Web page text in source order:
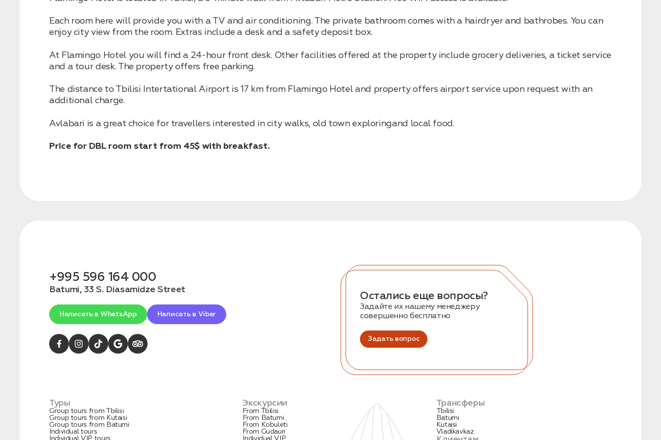
Each room here will provide you with a TV and air conditioning. The private bathroom comes with a hairdryer and bathrobes. You can
enjoy city view from the room. Extras include a desk and a safety deposit box.
At Flamingo Hotel you will find a 24-hour front desk. Other facilities offered at the property include grocery deliveries, a ticket service
and a tour desk. The property offers free parking.
The distance to Tbilisi Intertational Airport is 17 km from Flamingo Hotel and property offers airport service upon request with an
additional charge.
Avlabari is a great choice for travellers interested in city walks, old town exploringand local food.
Price for DBL room start from 45$ with breakfast.
+995 596 164 000
Batumi, 33 S. Diasamidze Street
Написать в WhatsApp Написать в Viber
Остались еще вопросы?
Задайте их нашему менеджеру
совершенно бесплатно
Задать вопрос
Туры
Group tours from Tbilisi
Group tours from Kutaisi
Group tours from Batumi
Individual tours
Individual VIP tours
Экскурсии
From Tbilisi
From Batumi
From Kobuleti
From Gudauri
Individual VIP
Трансферы
Tbilisi
Batumi
Kutaisi
Vladikavkaz
Бронирование
Оставьте свои данные, чтобы мы могли
связаться с вами
Дата:0
1. Выберите нужный автомобиль
2. Заполните форму
Заказать трансфер